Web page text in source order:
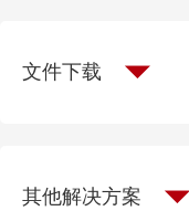
文件下载
其他解决方案